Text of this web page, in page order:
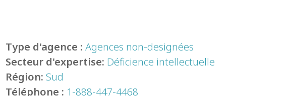
Type d'agence : Agences non-designées
Secteur d'expertise: Déficience intellectuelle
Région: Sud
Téléphone : 1-888-447-4468